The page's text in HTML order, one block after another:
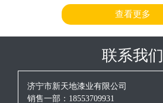
查看更多
联系我们
济宁市新天地漆业有限公司
销售一部：18553709931